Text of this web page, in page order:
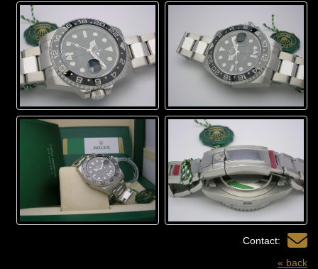
Contact:
« back